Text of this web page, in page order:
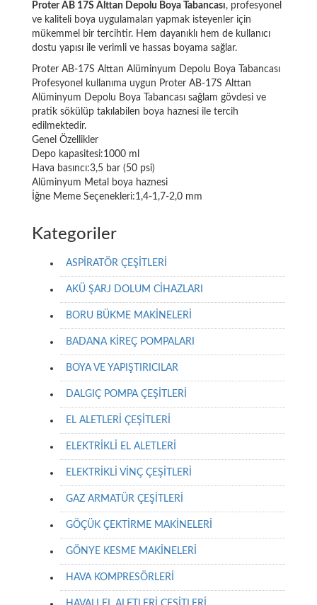
Proter AB 17S Alttan Depolu Boya Tabancası, profesyonel
ve kaliteli boya uygulamaları yapmak isteyenler için
mükemmel bir tercihtir. Hem dayanıklı hem de kullanıcı
dostu yapısı ile verimli ve hassas boyama sağlar.
Proter AB-17S Alttan Alüminyum Depolu Boya Tabancası
Profesyonel kullanıma uygun Proter AB-17S Alttan
Alüminyum Depolu Boya Tabancası sağlam gövdesi ve
pratik sökülüp takılabilen boya haznesi ile tercih
edilmektedir.
Genel Özellikler
Depo kapasitesi:1000 ml
Hava basıncı:3,5 bar (50 psi)
Alüminyum Metal boya haznesi
İğne Meme Seçenekleri:1,4-1,7-2,0 mm
Kategoriler
ASPİRATÖR ÇEŞİTLERİ
AKÜ ŞARJ DOLUM CİHAZLARI
BORU BÜKME MAKİNELERİ
BADANA KİREÇ POMPALARI
BOYA VE YAPIŞTIRICILAR
DALGIÇ POMPA ÇEŞİTLERİ
EL ALETLERİ ÇEŞİTLERİ
ELEKTRİKLİ EL ALETLERİ
ELEKTRİKLİ VİNÇ ÇEŞİTLERİ
GAZ ARMATÜR ÇEŞİTLERİ
GÖÇÜK ÇEKTİRME MAKİNELERİ
GÖNYE KESME MAKİNELERİ
HAVA KOMPRESÖRLERİ